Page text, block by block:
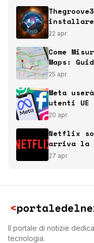
italiani
22 apr
Come
Maps:
25 apr
Meta
utenti UE
20 apr
Netflix
arriva la
27 apr
Il portale di notizie
tecnologia.